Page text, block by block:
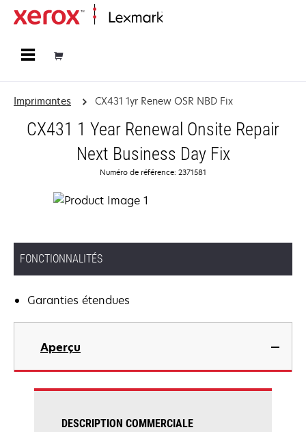
Imprimantes CX431 1yr Renew OSR NBD Fix
CX431 1 Year Renewal Onsite Repair
Next Business Day Fix
Numéro de référence: 2371581
FONCTIONNALITÉS
Garanties étendues
Aperçu
DESCRIPTION COMMERCIALE